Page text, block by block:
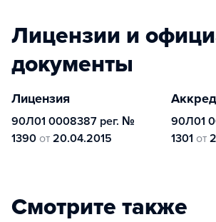
Лицензии и
документы
Лицензия
90Л01 0008387 рег. №
1390 от 20.04.2015
90Л01
1301 от
Смотрите также